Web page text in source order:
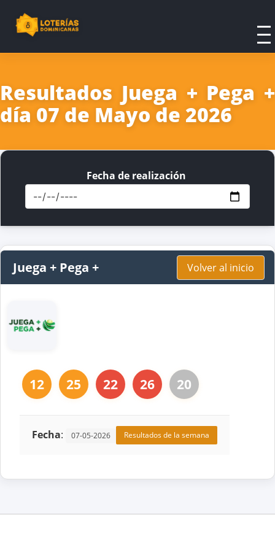
Resultados Juega + Pega +
día 07 de Mayo de 2026
Fecha de realización
Juega + Pega + Volver al inicio
12 25 22 26 20
Fecha: 07-05-2026 Resultados de la semana